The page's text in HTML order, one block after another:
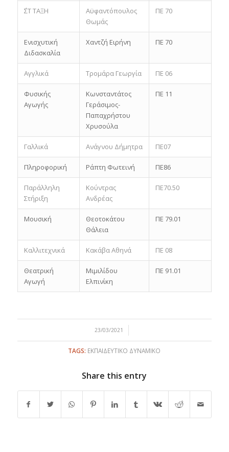
΄ΣΤ ΤΑΞΗ
Αϋφαντόπουλος
Θωμάς
ΠΕ 70
Ενισχυτική
Διδασκαλία
Χαντζή Ειρήνη ΠΕ 70
Αγγλικά Τρομάρα Γεωργία ΠΕ 06
Φυσικής
Αγωγής
Κωνσταντάτος
Γεράσιμος-
Παπαχρήστου
Χρυσούλα
ΠΕ 11
Γαλλικά Ανάγνου Δήμητρα ΠΕ07
Πληροφορική Ράπτη Φωτεινή ΠΕ86
Παράλληλη
Στήριξη
Κούντρας
Ανδρέας
ΠΕ70.50
Μουσική
Θεοτοκάτου
Θάλεια
ΠΕ 79.01
Καλλιτεχνικά Κακάβα Αθηνά ΠΕ 08
Θεατρική
Αγωγή
Μιμιλίδου
Ελπινίκη
ΠΕ 91.01
23/03/2021
/
TAGS: ΕΚΠΑΙΔΕΥΤΙΚΟ ΔΥΝΑΜΙΚΟ
Share this entry